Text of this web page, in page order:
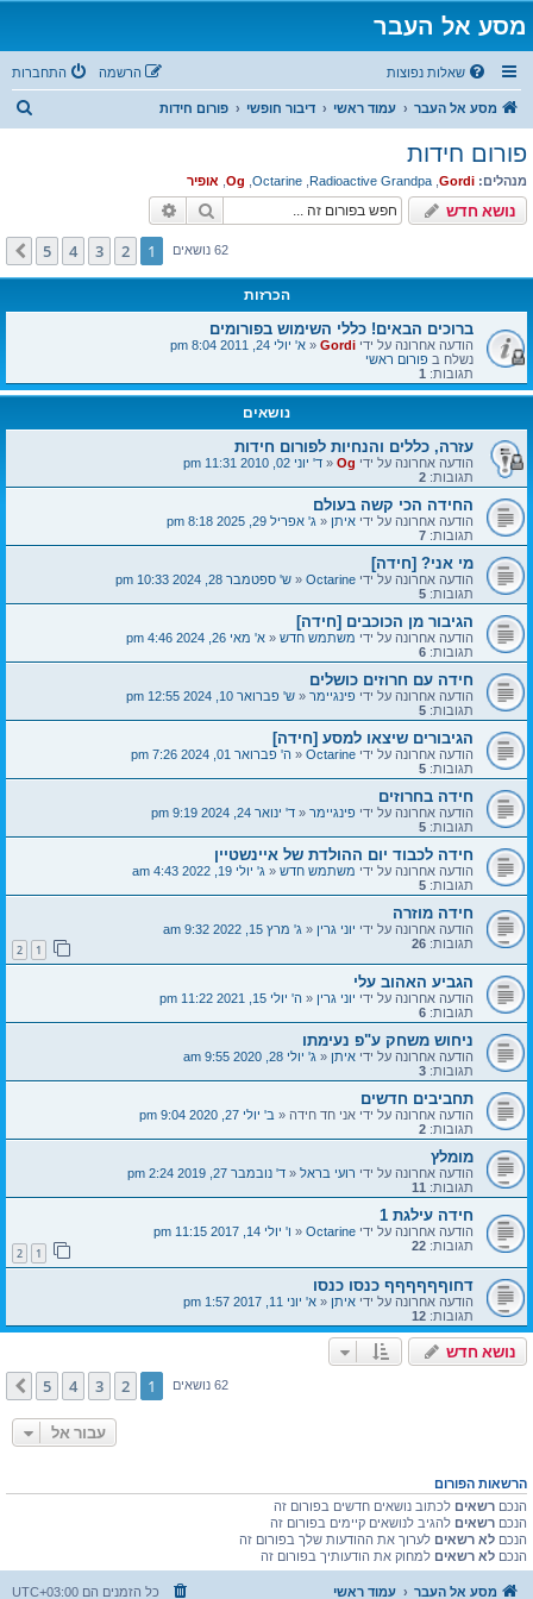
מסע אל העבר
שאלות נפוצות התחברות הרשמה
מסע אל העבר עמוד ראשי דיבור חופשי פורום חידות
ח
פורום חידות
מנהלים: Gordi
,
Radioactive Grandpa
,
Octarine
,
Og
, אופיר
נושא חדש חיפוש
62 נושאים 1
2
3
4
5 הבא
הכרזות
ברוכים הבאים! כללי השימוש בפורומים
הודעה אחרונה על ידי Gordi
«א' יולי 24, 2011 8:04 pm
נשלח בפורום ראשי
תגובות: 1
נושאים
עזרה, כללים והנחיות לפורום חידות
הודעה אחרונה על ידי Og
«ד' יוני 02, 2010 11:31 pm
תגובות: 2
החידה הכי קשה בעולם
הודעה אחרונה על ידי איתן«ג' אפריל 29, 2025 8:18 pm
תגובות: 7
מי אני? [חידה]
הודעה אחרונה על ידי Octarine
«ש' ספטמבר 28, 2024 10:33 pm
תגובות: 5
הגיבור מן הכוכבים [חידה]
הודעה אחרונה על ידי משתמש חדש«א' מאי 26, 2024 4:46 pm
תגובות: 6
חידה עם חרוזים כושלים
הודעה אחרונה על ידי פינגיימר«ש' פברואר 10, 2024 12:55 pm
תגובות: 5
הגיבורים שיצאו למסע [חידה]
הודעה אחרונה על ידי Octarine
«ה' פברואר 01, 2024 7:26 pm
תגובות: 5
חידה בחרוזים
הודעה אחרונה על ידי פינגיימר«ד' ינואר 24, 2024 9:19 pm
תגובות: 5
חידה לכבוד יום ההולדת של איינשטיין
הודעה אחרונה על ידי משתמש חדש«ג' יולי 19, 2022 4:43 am
תגובות: 5
חידה מוזרה
הודעה אחרונה על ידי יוני גרין«ג' מרץ 15, 2022 9:32 am
תגובות: 26
2
הגביע האהוב עלי
הודעה אחרונה על ידי יוני גרין«ה' יולי 15, 2021 11:22 pm
תגובות: 6
ניחוש משחק ע"פ נעימתו
הודעה אחרונה על ידי איתן«ג' יולי 28, 2020 9:55 am
תגובות: 3
תחביבים חדשים
הודעה אחרונה על ידי אני חד חידה«ב' יולי 27, 2020 9:04 pm
תגובות: 2
מומלץ
הודעה אחרונה על ידי רועי בראל«ד' נובמבר 27, 2019 2:24 pm
תגובות: 11
חידה עילגת 1
הודעה אחרונה על ידי Octarine
«ו' יולי 14, 2017 11:15 pm
תגובות: 22
2
דחוףףףףףף כנסו כנסו
הודעה אחרונה על ידי איתן«א' יוני 11, 2017 1:57 pm
תגובות: 12
נושא חדש
62 נושאים 1
2
3
4
5 הבא
עבור אל
הרשאות הפורום
הנכם רשאיםלכתוב נושאים חדשים בפורום זה
הנכם רשאיםלהגיב לנושאים קיימים בפורום זה
הנכם לא רשאיםלערוך את ההודעות שלך בפורום זה
הנכם לא רשאיםלמחוק את הודעותיך בפורום זה
מסע אל העבר עמוד ראשי כל הזמנים הם UTC+03:00